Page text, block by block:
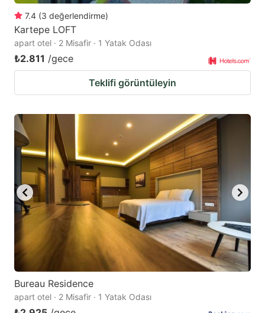
7.4 (3 değerlendirme)
Kartepe LOFT
apart otel · 2 Misafir · 1 Yatak Odası
₺2.811 /gece
Teklifi görüntüleyin
Bureau Residence
apart otel · 2 Misafir · 1 Yatak Odası